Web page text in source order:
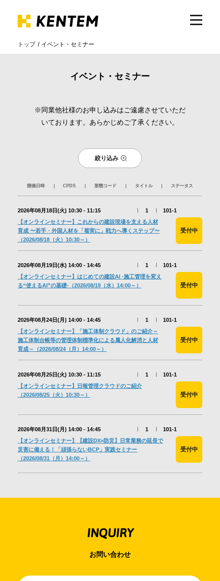
導入事例
イベント・セミナー
会社情報
採用情報
資料請求
サイト内検索
マイページ
トップ イベント・セミナー
イベント・セミナー
※同業他社様のお申し込みはご遠慮させていただ
いております。あらかじめご了承ください。
絞り込み
開催日時 CPDS 形態コード タイトル ステータス
2026年08月18日(火) 10:30 - 11:15 1
101-1
【オンラインセミナー】これからの建設現場を支える人材
育成 〜若手・外国人材を「着実に」戦力へ導くステップ〜
（2026/08/18（火）10:30～）
受付中
2026年08月19日(水) 14:00 - 14:45 1
101-1
【オンラインセミナー】はじめての建設AI -施工管理を変え
る“使えるAI”の基礎-（2026/08/19（水）14:00～）
受付中
2026年08月24日(月) 14:00 - 14:45 1
101-1
【オンラインセミナー】「施工体制クラウド」のご紹介～
施工体制台帳等の管理体制標準化による属人化解消と人材
育成～（2026/08/24（月）14:00～）
受付中
2026年08月25日(火) 10:30 - 11:15 1
101-1
【オンラインセミナー】日報管理クラウドのご紹介
（2026/08/25（火）10:30～）
受付中
2026年08月31日(月) 14:00 - 14:45 1
101-1
【オンラインセミナー】【建設DX×防災】日常業務の延長で
災害に備える！「頑張らないBCP」実践セミナー
（2026/08/31（月）14:00～）
受付中
INQUIRY
お問い合わせ